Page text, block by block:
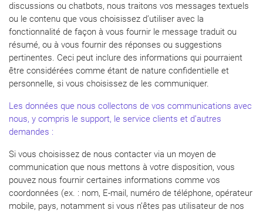
discussions ou chatbots, nous traitons vos messages textuels
ou le contenu que vous choisissez d’utiliser avec la
fonctionnalité de façon à vous fournir le message traduit ou
résumé, ou à vous fournir des réponses ou suggestions
pertinentes. Ceci peut inclure des informations qui pourraient
être considérées comme étant de nature confidentielle et
personnelle, si vous choisissez de les communiquer.
Les données que nous collectons de vos communications avec
nous, y compris le support, le service clients et d’autres
demandes :
Si vous choisissez de nous contacter via un moyen de
communication que nous mettons à votre disposition, vous
pouvez nous fournir certaines informations comme vos
coordonnées (ex. : nom, E-mail, numéro de téléphone, opérateur
mobile, pays, notamment si vous n’êtes pas utilisateur de nos